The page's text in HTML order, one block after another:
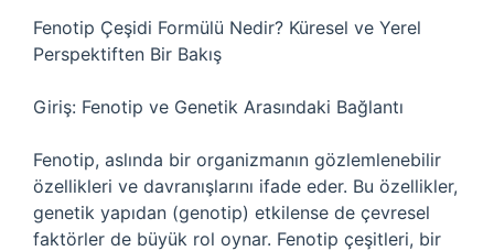
Fenotip Çeşidi Formülü Nedir? Küresel ve Yerel
Perspektiften Bir Bakış
Giriş: Fenotip ve Genetik Arasındaki Bağlantı
Fenotip, aslında bir organizmanın gözlemlenebilir
özellikleri ve davranışlarını ifade eder. Bu özellikler,
genetik yapıdan (genotip) etkilense de çevresel
faktörler de büyük rol oynar. Fenotip çeşitleri, bir